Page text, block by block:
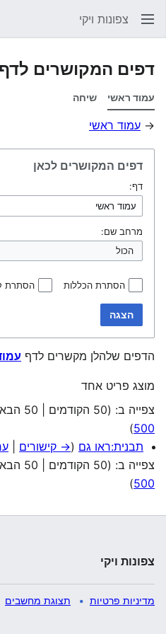
צפונות ויקי
דפים המקושרים
עמוד ראשי שיחה
→ עמוד ראשי
דפים המקושרים לכאן
דף:
מרחב שם:
הסתרת הכללות הסתרת
הצגה
הדפים שלהלן מקשרים לדף
מוצג פריט אחד
צפייה ב: (50 הקודמים 50 הבאים
500
)
תבנית:ראו גם (→ קישורים
צפייה ב: (50 הקודמים 50 הבאים
500
)
צפונות ויקי
מדיניות פרטיות תצוגת מחשבים